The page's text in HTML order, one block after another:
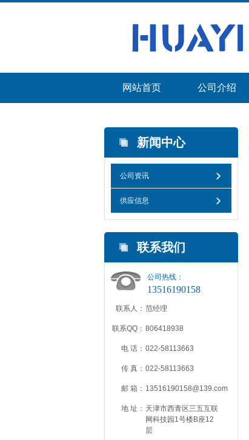
网站首页 公司介绍
新闻中心
公司资讯
供应信息
联系我们
公司热线：
13516190158
联系人： 范经理
联系QQ： 806418938
电 话： 022-58113663
传 真： 022-58113663
邮 箱： 13516190158@139.com
地 址： 天津市西青区三五互联
网科技园1号楼B座12
层